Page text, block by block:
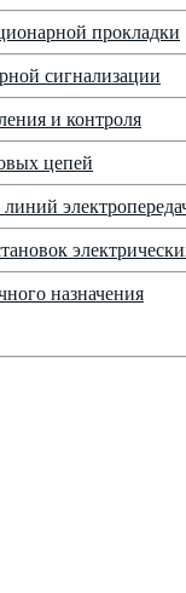
прокладки
сигнализации
и контроля
цепей
назначения